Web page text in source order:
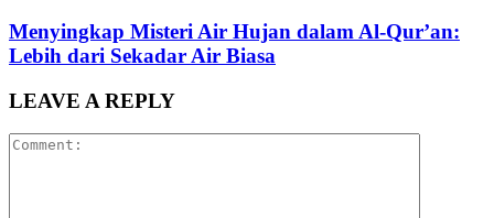
Menyingkap Misteri Air Hujan dalam Al-Qur’an:
Lebih dari Sekadar Air Biasa
LEAVE A REPLY